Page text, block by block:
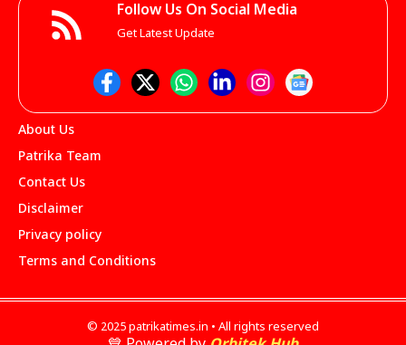
Follow Us On Social Media
Get Latest Update
About Us
Patrika Team
Contact Us
Disclaimer
Privacy policy
Terms and Conditions
© 2025 patrikatimes.in • All rights reserved